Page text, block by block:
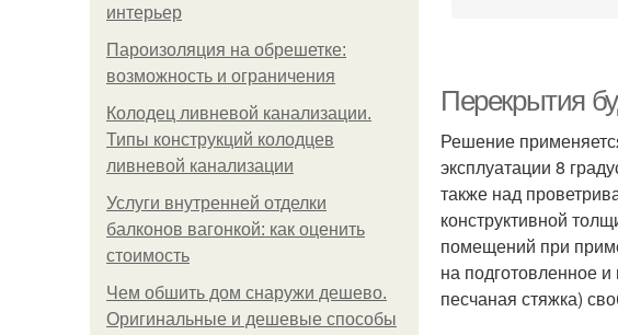
интерьер
Пароизоляция на обрешетке:
возможность и ограничения
Колодец ливневой канализации.
Типы конструкций колодцев
ливневой канализации
Услуги внутренней отделки
балконов вагонкой: как оценить
стоимость
Чем обшить дом снаружи дешево.
Оригинальные и дешевые способы
Перекрытия
Решение
эксплуатации 8
также над
конструктивной
помещений при
на подготовленное
песчаная стяжка)